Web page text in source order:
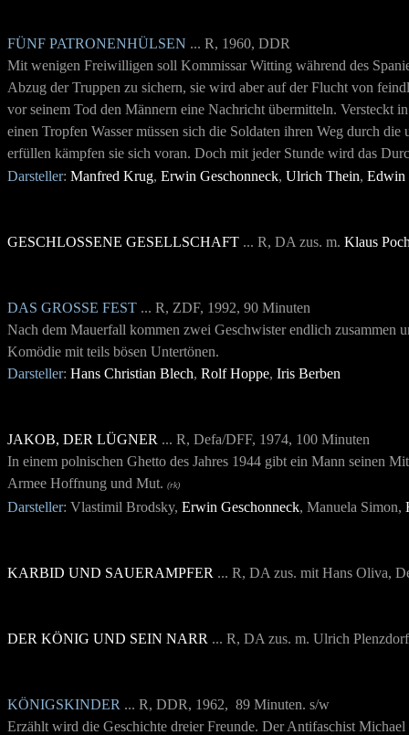
FÜNF PATRONENHÜLSEN ... R, 1960, DDR
Mit wenigen Freiwilligen soll Kommissar Witting während des
Abzug der Truppen zu sichern, sie wird aber auf der Flucht von
vor seinem Tod den Männern eine Nachricht übermitteln. Versteckt
einen Tropfen Wasser müssen sich die Soldaten ihren Weg durch
erfüllen kämpfen sie sich voran. Doch mit jeder Stunde wird das
Darsteller: Manfred Krug, Erwin Geschonneck, Ulrich Thein, Edwin
GESCHLOSSENE GESELLSCHAFT ... R, DA zus. m. Klaus
DAS GROSSE FEST
... R, ZDF, 1992, 90 Minuten
Nach dem Mauerfall kommen zwei Geschwister endlich zusammen
Komödie mit teils bösen Untertönen.
Darsteller: Hans Christian Blech, Rolf Hoppe, Iris Berben
JAKOB, DER LÜGNER ... R, Defa/DFF, 1974, 100 Minuten
In einem polnischen Ghetto des Jahres 1944 gibt ein Mann seinen
Armee Hoffnung und Mut. (rk)
Darsteller: Vlastimil Brodsky, Erwin Geschonneck, Manuela Simon,
KARBID UND SAUERAMPFER ... R, DA zus. mit Hans Oliva,
DER KÖNIG UND SEIN NARR ... R, DA zus. m. Ulrich
KÖNIGSKINDER ... R, DDR, 1962, 89 Minuten. s/w
Erzählt wird die Geschichte dreier Freunde. Der Antifaschist